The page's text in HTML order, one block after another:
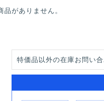
品がありません。
特価品以外の在庫お問い